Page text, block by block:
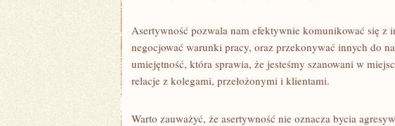
Asertywność pozwala nam efektywnie ⁤komunikować się
negocjować warunki pracy, oraz przekonywać innych do
umiejętność, która sprawia, że jesteśmy szanowani w
relacje z kolegami, przełożonymi i klientami.
Warto zauważyć, że asertywność ‍nie oznacza⁢ bycia